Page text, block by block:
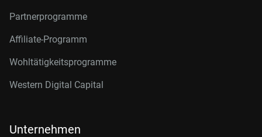
Partnerprogramme
Affiliate-Programm
Wohltätigkeitsprogramme
Western Digital Capital
Unternehmen